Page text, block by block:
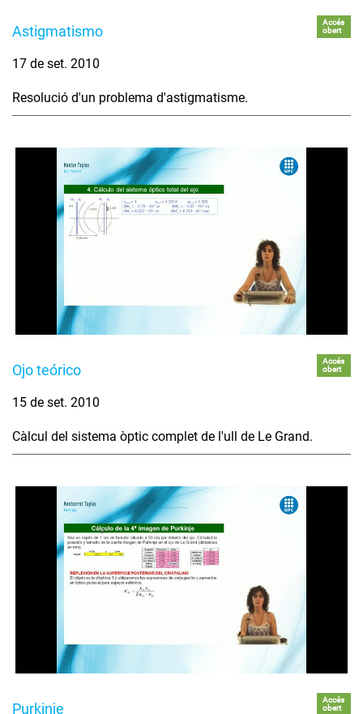
Astigmatismo
Accés
obert
17 de set. 2010
Resolució d'un problema d'astigmatisme.
Ojo teórico
Accés
obert
15 de set. 2010
Càlcul del sistema òptic complet de l'ull de Le Grand.
Purkinje
Accés
obert